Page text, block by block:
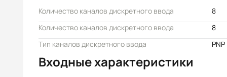
Количество каналов дискретного ввода
8
Количество каналов дискретного ввода
8
Тип каналов дискретного ввода
PNP
Входные характеристики